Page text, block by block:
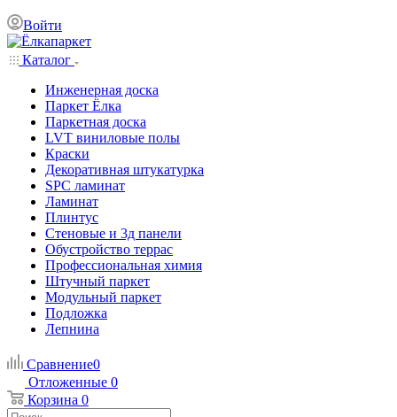
Войти
Каталог
Инженерная доска
Паркет Ёлка
Паркетная доска
LVT виниловые полы
Краски
Декоративная штукатурка
SPC ламинат
Ламинат
Плинтус
Стеновые и 3д панели
Обустройство террас
Профессиональная химия
Штучный паркет
Модульный паркет
Подложка
Лепнина
Сравнение0
Отложенные 0
Корзина 0